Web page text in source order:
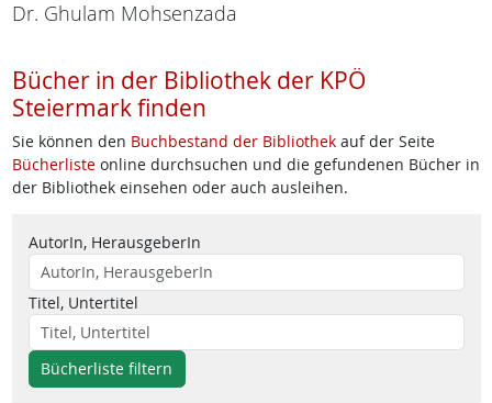
Dr. Ghulam Mohsenzada
Bücher in der Bibliothek der KPÖ
Steiermark finden
Sie können den Buchbestand der Bibliothekauf der Seite
Bücherlisteonline durchsuchen und die gefundenen Bücher in
der Bibliothek einsehen oder auch ausleihen.
AutorIn, HerausgeberIn
Titel, Untertitel
Bücherliste filtern